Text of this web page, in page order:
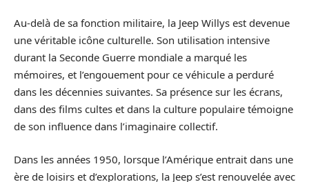
Au-delà de sa fonction militaire, la Jeep Willys est devenue
une véritable icône culturelle. Son utilisation intensive
durant la Seconde Guerre mondiale a marqué les
mémoires, et l’engouement pour ce véhicule a perduré
dans les décennies suivantes. Sa présence sur les écrans,
dans des films cultes et dans la culture populaire témoigne
de son influence dans l’imaginaire collectif.
Dans les années 1950, lorsque l’Amérique entrait dans une
ère de loisirs et d’explorations, la Jeep s’est renouvelée avec